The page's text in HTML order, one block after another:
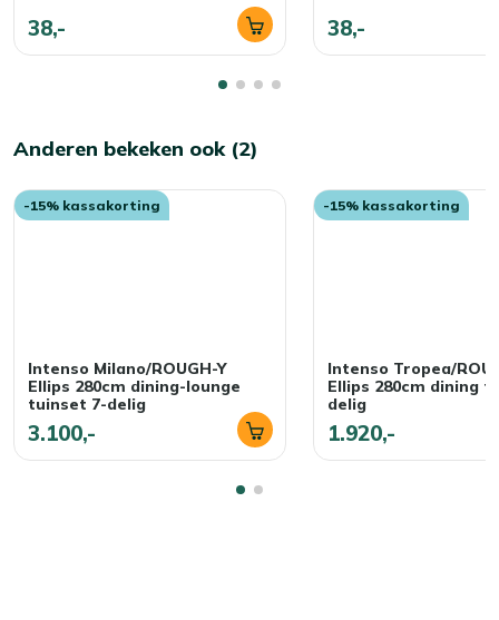
38,- 38,-
Anderen bekeken ook (2)
-15% kassakorting
Intenso Milano/ROUGH-Y
Ellips 280cm dining-lounge
tuinset 7-delig
3.100,-
-15% kassakorting
Intenso Tropea/
Ellips 280cm dining
delig
1.920,-